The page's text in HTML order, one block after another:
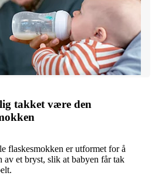
takket være den
flaskesmokken er utformet for å
av et bryst, slik at babyen får tak